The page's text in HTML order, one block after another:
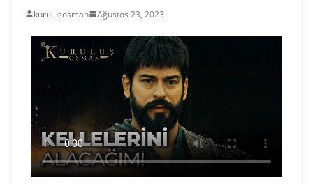
kurulusosman Ağustos 23, 2023